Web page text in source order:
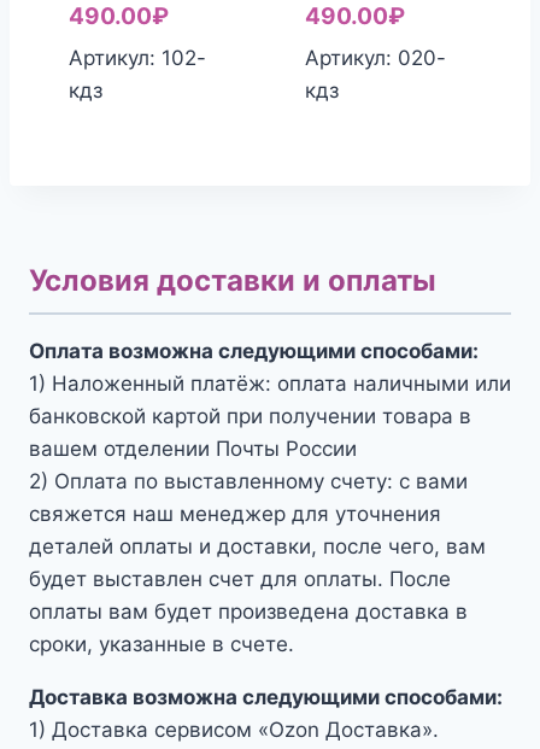
490.00₽
Артикул: 102-
кдз
490.00₽
Артикул: 020-
кдз
Условия доставки и оплаты
Оплата возможна следующими способами:
1) Наложенный платёж: оплата наличными или
банковской картой при получении товара в
вашем отделении Почты России
2) Оплата по выставленному счету: с вами
свяжется наш менеджер для уточнения
деталей оплаты и доставки, после чего, вам
будет выставлен счет для оплаты. После
оплаты вам будет произведена доставка в
сроки, указанные в счете.
Доставка возможна следующими способами:
1) Доставка сервисом «Ozon Доставка».